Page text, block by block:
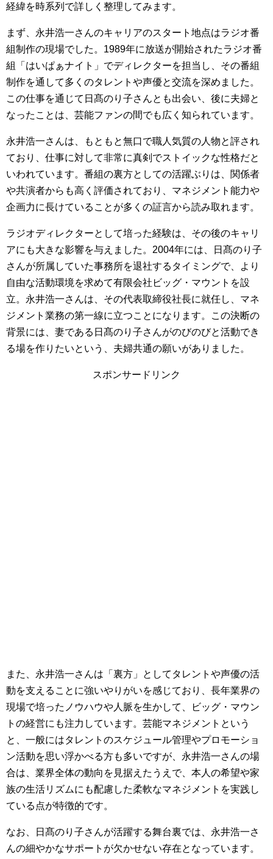
経緯を時系列で詳しく整理してみます。
まず、永井浩一さんのキャリアのスタート地点はラジオ番
組制作の現場でした。1989年に放送が開始されたラジオ番
組「はいぱぁナイト」でディレクターを担当し、その番組
制作を通して多くのタレントや声優と交流を深めました。
この仕事を通じて日髙のり子さんとも出会い、後に夫婦と
なったことは、芸能ファンの間でも広く知られています。
永井浩一さんは、もともと無口で職人気質の人物と評され
ており、仕事に対して非常に真剣でストイックな性格だと
いわれています。番組の裏方としての活躍ぶりは、関係者
や共演者からも高く評価されており、マネジメント能力や
企画力に長けていることが多くの証言から読み取れます。
ラジオディレクターとして培った経験は、その後のキャリ
アにも大きな影響を与えました。2004年には、日髙のり子
さんが所属していた事務所を退社するタイミングで、より
自由な活動環境を求めて有限会社ビッグ・マウントを設
立。永井浩一さんは、その代表取締役社長に就任し、マネ
ジメント業務の第一線に立つことになります。この決断の
背景には、妻である日髙のり子さんがのびのびと活動でき
る場を作りたいという、夫婦共通の願いがありました。
スポンサードリンク
また、永井浩一さんは「裏方」としてタレントや声優の活
動を支えることに強いやりがいを感じており、長年業界の
現場で培ったノウハウや人脈を生かして、ビッグ・マウン
トの経営にも注力しています。芸能マネジメントという
と、一般にはタレントのスケジュール管理やプロモーショ
ン活動を思い浮かべる方も多いですが、永井浩一さんの場
合は、業界全体の動向を見据えたうえで、本人の希望や家
族の生活リズムにも配慮した柔軟なマネジメントを実践し
ている点が特徴的です。
なお、日髙のり子さんが活躍する舞台裏では、永井浩一さ
んの細やかなサポートが欠かせない存在となっています。